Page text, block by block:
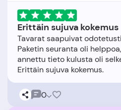
Erittäin sujuva kokemus
Tavarat saapuivat
Paketin seuranta oli
annettu tieto kulusta oli
0